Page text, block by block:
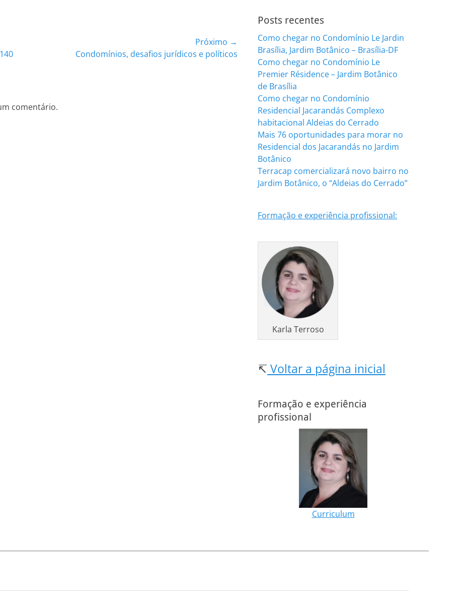
Próximo →
Condomínios, desafios jurídicos e políticos
comentário.
Posts recentes
Como chegar no Condomínio Le Jardin
Brasília, Jardim Botânico – Brasília-DF
Como chegar no Condomínio Le
Premier Résidence – Jardim Botânico
de Brasília
Como chegar no Condomínio
Residencial Jacarandás Complexo
habitacional Aldeias do Cerrado
Mais 76 oportunidades para morar no
Residencial dos Jacarandás no Jardim
Botânico
Terracap comercializará novo bairro no
Jardim Botânico, o “Aldeias do Cerrado”
Formação e experiência profissional:
Karla Terroso
↸ Voltar a página inicial
Formação e experiência
profissional
Curriculum